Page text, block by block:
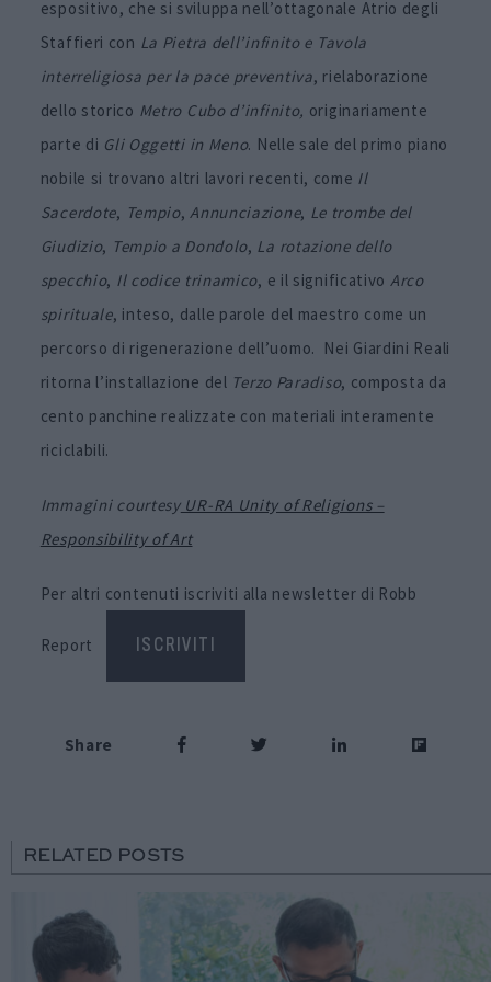
espositivo, che si sviluppa nell’ottagonale Atrio degli
Staffieri con La Pietra dell’infinito e Tavola
interreligiosa per la pace preventiva, rielaborazione
dello storico Metro Cubo d’infinito, originariamente
parte di Gli Oggetti in Meno. Nelle sale del primo piano
nobile si trovano altri lavori recenti, come Il
Sacerdote, Tempio, Annunciazione, Le trombe del
Giudizio, Tempio a Dondolo, La rotazione dello
specchio, Il codice trinamico, e il significativo Arco
spirituale, inteso, dalle parole del maestro come un
percorso di rigenerazione dell’uomo. Nei Giardini Reali
ritorna l’installazione del Terzo Paradiso, composta da
cento panchine realizzate con materiali interamente
riciclabili.
Immagini courtesyUR-RA Unity of Religions –
Responsibility of Art
Per altri contenuti iscriviti alla newsletter di Robb
Report ISCRIVITI
Share
RELATED POSTS